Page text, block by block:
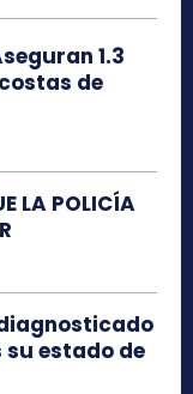
1.3
de
LA POLICÍA
su estado de